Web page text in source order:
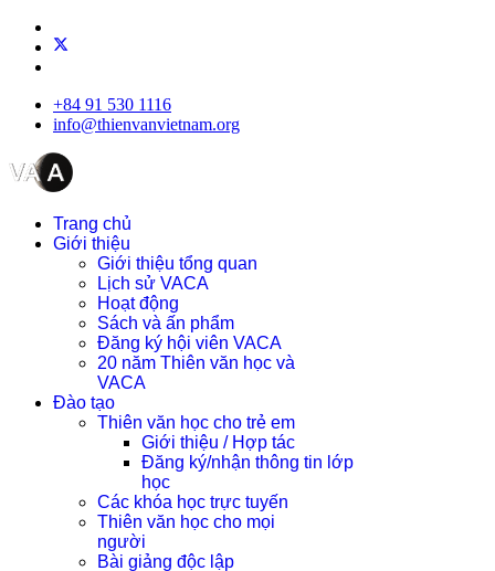
+84 91 530 1116
info@thienvanvietnam.org
Trang chủ
Giới thiệu
Giới thiệu tổng quan
Lịch sử VACA
Hoạt động
Sách và ấn phẩm
Đăng ký hội viên VACA
20 năm Thiên văn học và
VACA
Đào tạo
Thiên văn học cho trẻ em
Giới thiệu / Hợp tác
Đăng ký/nhận thông tin lớp
học
Các khóa học trực tuyến
Thiên văn học cho mọi
người
Bài giảng độc lập